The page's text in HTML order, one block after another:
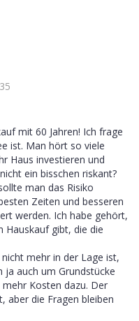
mit 60 Jahren! Ich frage
ist. Man hört so viele
Haus investieren und
ein bisschen riskant?
man das Risiko
Zeiten und besseren
werden. Ich habe gehört,
Hauskauf gibt, die die
mehr in der Lage ist,
ja auch um Grundstücke
Kosten dazu. Der
aber die Fragen bleiben